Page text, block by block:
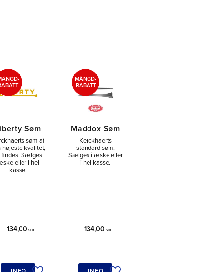
Søm
søm af
højeste kvalitet,
findes. Sælges i
eller i hel
kasse.
134,00 SEK
INFO
Maddox Søm
Kerckhaerts
standard søm.
Sælges i æske eller
i hel kasse.
134,00 SEK
MÄNGD-
RABATT
INFO